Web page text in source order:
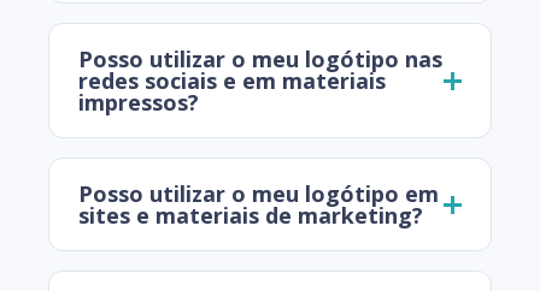
Posso utilizar o meu logótipo nas
redes sociais e em materiais
impressos?
Posso utilizar o meu logótipo em
sites e materiais de marketing?